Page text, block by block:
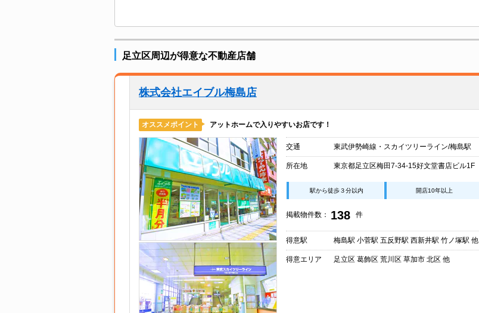
足立区周辺が得意な不動産店舗
株式会社エイブル梅島店
オススメポイント アットホームで入りやすいお店です！
交通 東武伊勢崎線・スカイツリーライン/梅島駅
所在地 東京都足立区梅田7-34-15好文堂書店ビル1F
駅から徒歩３分以内 開店10年以上
掲載物件数： 138 件
得意駅 梅島駅 小菅駅 五反野駅 西新井駅 竹ノ塚駅 他
得意エリア 足立区 葛飾区 荒川区 草加市 北区 他